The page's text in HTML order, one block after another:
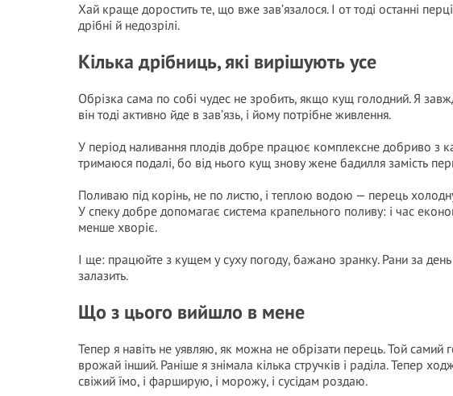
Хай краще доростить те, що вже зав’язалося. І от тоді останні
дрібні й недозрілі.
Кілька дрібниць, які вирішують усе
Обрізка сама по собі чудес не зробить, якщо кущ голодний. Я
він тоді активно йде в зав’язь, і йому потрібне живлення.
У період наливання плодів добре працює комплексне добриво з
тримаюся подалі, бо від нього кущ знову жене бадилля замість
Поливаю під корінь, не по листю, і теплою водою — перець
У спеку добре допомагає система крапельного поливу: і час
менше хворіє.
І ще: працюйте з кущем у суху погоду, бажано зранку. Рани за день
залазить.
Що з цього вийшло в мене
Тепер я навіть не уявляю, як можна не обрізати перець. Той
врожай інший. Раніше я знімала кілька стручків і раділа. Тепер
свіжий їмо, і фарширую, і морожу, і сусідам роздаю.